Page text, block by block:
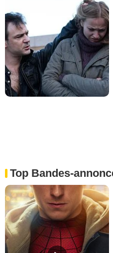
Top Bandes-